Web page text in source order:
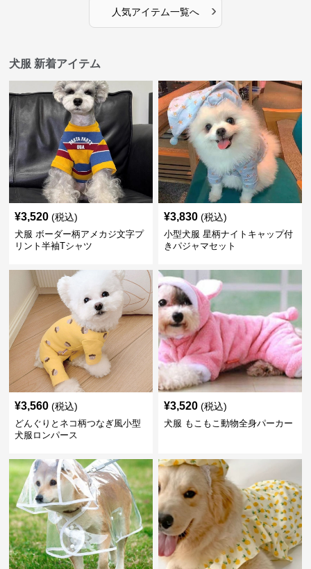
人気アイテム一覧へ ›
犬服 新着アイテム
¥3,520 (税込)
犬服 ボーダー柄アメカジ文字プ
リント半袖Tシャツ
¥3,830 (税込)
小型犬服 星柄ナイトキャップ付
きパジャマセット
¥3,560 (税込)
どんぐりとネコ柄つなぎ風小型
犬服ロンパース
¥3,520 (税込)
犬服 もこもこ動物全身パーカー